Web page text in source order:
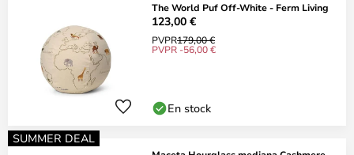
The World Puf Off-White - Ferm Living
123,00 €
PVPR179,00 €
PVPR -56,00 €
En stock
SUMMER DEAL